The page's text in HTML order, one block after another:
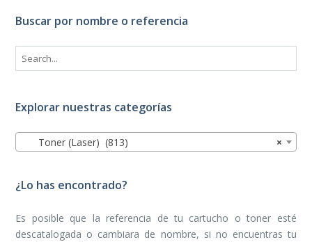
Buscar por nombre o referencia
Explorar nuestras categorías
×
Toner (Laser) (813)
¿Lo has encontrado?
Es posible que la referencia de tu cartucho o toner esté
descatalogada o cambiara de nombre, si no encuentras tu